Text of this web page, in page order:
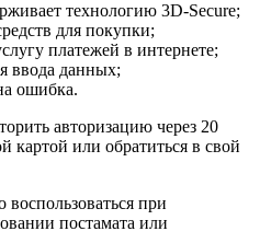
технологию 3D-Secure;
для покупки;
платежей в интернете;
ввода данных;
ошибка.
авторизацию через 20
картой или обратиться в свой
при
постамата или